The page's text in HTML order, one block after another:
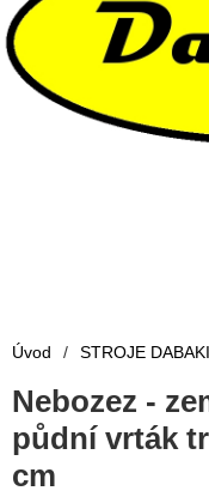
Úvod / STROJE DABAKI
Nebozez -
půdní vrták
cm